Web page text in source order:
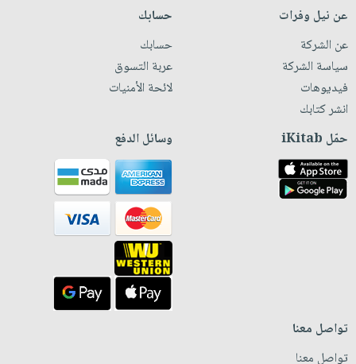
عن نيل وفرات
عن الشركة
سياسة الشركة
فيديوهات
انشر كتابك
حسابك
حسابك
عربة التسوق
لائحة الأمنيات
حمّل iKitab وسائل الدفع
تواصل معنا
تواصل معنا